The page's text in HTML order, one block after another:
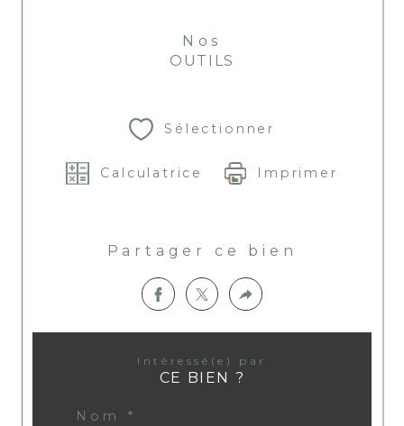
Nos
OUTILS
Sélectionner
Calculatrice Imprimer
Partager ce bien
Intéressé(e) par
CE BIEN ?
Nom *